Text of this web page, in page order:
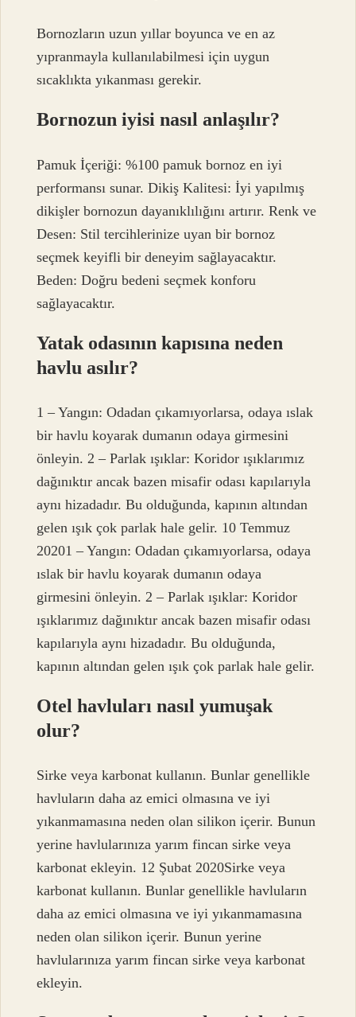
Bornozların uzun yıllar boyunca ve en az
yıpranmayla kullanılabilmesi için uygun
sıcaklıkta yıkanması gerekir.
Bornozun iyisi nasıl anlaşılır?
Pamuk İçeriği: %100 pamuk bornoz en iyi
performansı sunar. Dikiş Kalitesi: İyi yapılmış
dikişler bornozun dayanıklılığını artırır. Renk ve
Desen: Stil tercihlerinize uyan bir bornoz
seçmek keyifli bir deneyim sağlayacaktır.
Beden: Doğru bedeni seçmek konforu
sağlayacaktır.
Yatak odasının kapısına neden
havlu asılır?
1 – Yangın: Odadan çıkamıyorlarsa, odaya ıslak
bir havlu koyarak dumanın odaya girmesini
önleyin. 2 – Parlak ışıklar: Koridor ışıklarımız
dağınıktır ancak bazen misafir odası kapılarıyla
aynı hizadadır. Bu olduğunda, kapının altından
gelen ışık çok parlak hale gelir. 10 Temmuz
20201 – Yangın: Odadan çıkamıyorlarsa, odaya
ıslak bir havlu koyarak dumanın odaya
girmesini önleyin. 2 – Parlak ışıklar: Koridor
ışıklarımız dağınıktır ancak bazen misafir odası
kapılarıyla aynı hizadadır. Bu olduğunda,
kapının altından gelen ışık çok parlak hale gelir.
Otel havluları nasıl yumuşak
olur?
Sirke veya karbonat kullanın. Bunlar genellikle
havluların daha az emici olmasına ve iyi
yıkanmamasına neden olan silikon içerir. Bunun
yerine havlularınıza yarım fincan sirke veya
karbonat ekleyin. 12 Şubat 2020Sirke veya
karbonat kullanın. Bunlar genellikle havluların
daha az emici olmasına ve iyi yıkanmamasına
neden olan silikon içerir. Bunun yerine
havlularınıza yarım fincan sirke veya karbonat
ekleyin.